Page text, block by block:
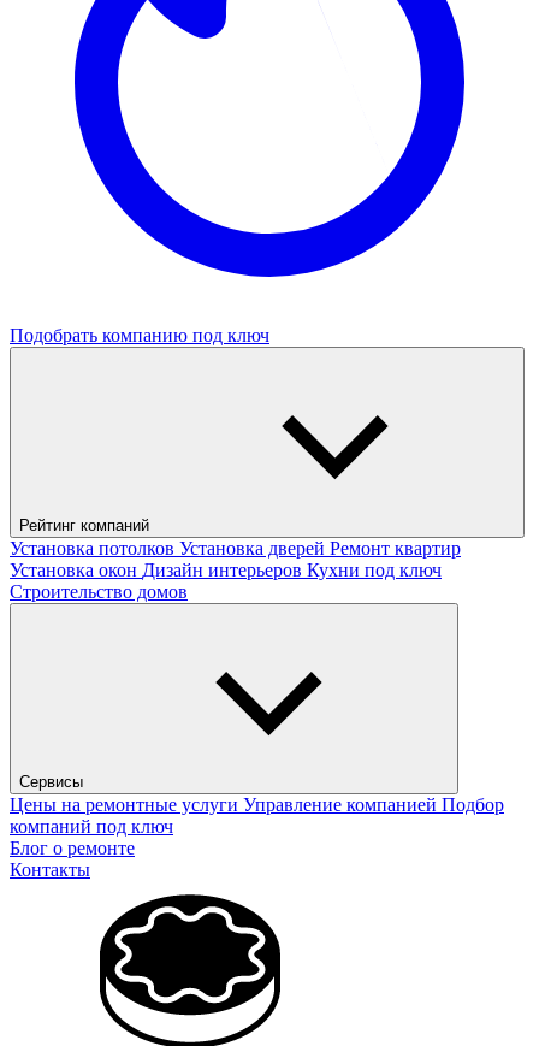
Подобрать компанию под ключ
Рейтинг компаний
Установка потолков Установка дверей Ремонт квартир
Установка окон Дизайн интерьеров Кухни под ключ
Строительство домов
Сервисы
Цены на ремонтные услуги Управление компанией Подбор
компаний под ключ
Блог о ремонте
Контакты